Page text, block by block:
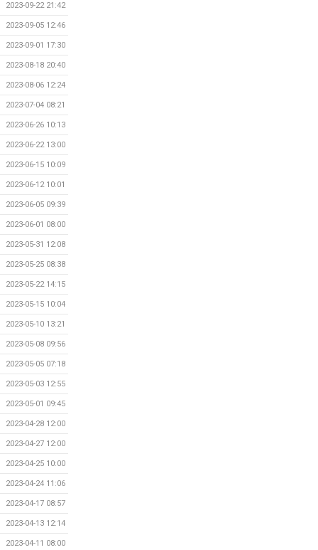
2023-09-22 21:42
2023-09-05 12:46
2023-09-01 17:30
2023-08-18 20:40
2023-08-06 12:24
2023-07-04 08:21
2023-06-26 10:13
2023-06-22 13:00
2023-06-15 10:09
2023-06-12 10:01
2023-06-05 09:39
2023-06-01 08:00
2023-05-31 12:08
2023-05-25 08:38
2023-05-22 14:15
2023-05-15 10:04
2023-05-10 13:21
2023-05-08 09:56
2023-05-05 07:18
2023-05-03 12:55
2023-05-01 09:45
2023-04-28 12:00
2023-04-27 12:00
2023-04-25 10:00
2023-04-24 11:06
2023-04-17 08:57
2023-04-13 12:14
2023-04-11 08:00